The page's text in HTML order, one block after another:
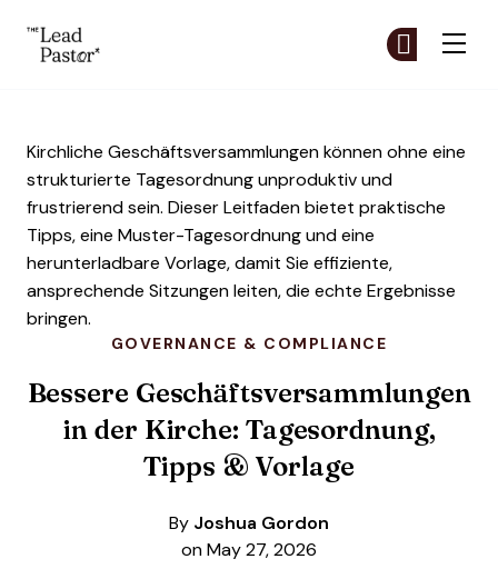
GOVERNANCE & COMPLIANCE
Bessere Geschäfts­versammlungen
in der Kirche: Tagesordnung,
Tipps & Vorlage
By Joshua Gordon
on May 27, 2026
Kirchliche Geschäftsversammlungen können ohne eine
strukturierte Tagesordnung unproduktiv und
frustrierend sein. Dieser Leitfaden bietet praktische
Tipps, eine Muster-Tagesordnung und eine
herunterladbare Vorlage, damit Sie effiziente,
ansprechende Sitzungen leiten, die echte Ergebnisse
bringen.